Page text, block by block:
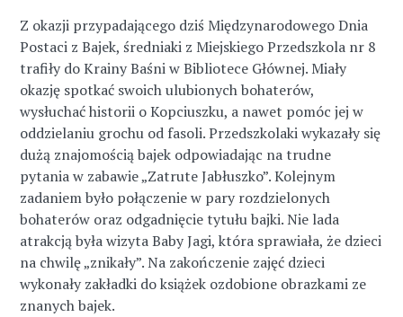
Z okazji przypadającego dziś Międzynarodowego Dnia
Postaci z Bajek, średniaki z Miejskiego Przedszkola nr 8
trafiły do Krainy Baśni w Bibliotece Głównej. Miały
okazję spotkać swoich ulubionych bohaterów,
wysłuchać historii o Kopciuszku, a nawet pomóc jej w
oddzielaniu grochu od fasoli. Przedszkolaki wykazały się
dużą znajomością bajek odpowiadając na trudne
pytania w zabawie „Zatrute Jabłuszko”. Kolejnym
zadaniem było połączenie w pary rozdzielonych
bohaterów oraz odgadnięcie tytułu bajki. Nie lada
atrakcją była wizyta Baby Jagi, która sprawiała, że dzieci
na chwilę „znikały”. Na zakończenie zajęć dzieci
wykonały zakładki do książek ozdobione obrazkami ze
znanych bajek.